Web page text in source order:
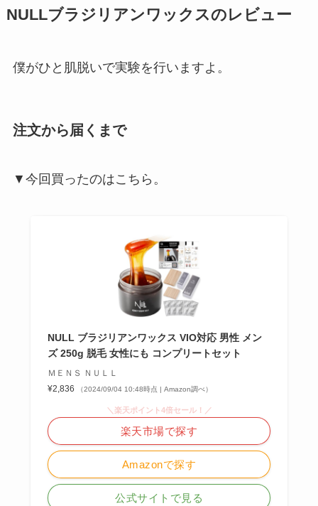
NULLブラジリアンワックスのレビュー
僕がひと肌脱いで実験を行いますよ。
注文から届くまで
▼今回買ったのはこちら。
NULL ブラジリアンワックス VIO対応 男性 メン
ズ 250g 脱毛 女性にも コンプリートセット
ＭＥＮＳ ＮＵＬＬ
¥2,836
（2024/09/04 10:48時点 | Amazon調べ）
Amazonで探す
＼楽天ポイント4倍セール！／
楽天市場で探す
公式サイトで見る